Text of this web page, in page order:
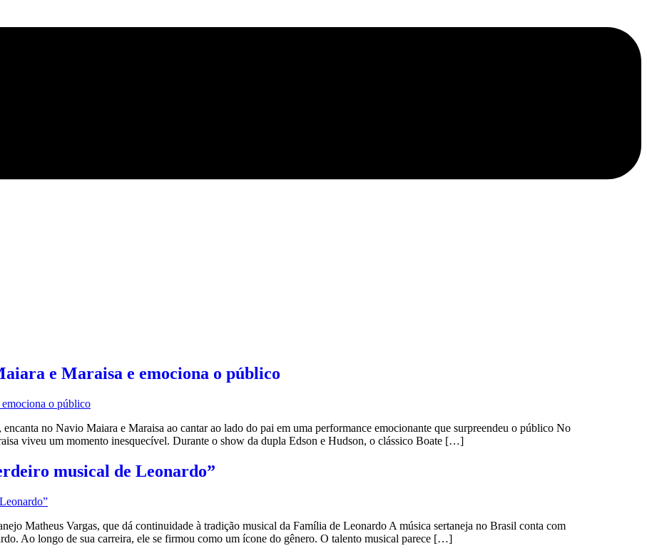
e Maraisa e emociona o público
no Navio Maiara e Maraisa ao cantar ao lado do pai em uma performance emocionante que surpreendeu o público No
viveu um momento inesquecível. Durante o show da dupla Edson e Hudson, o clássico Boate […]
musical de Leonardo”
Matheus Vargas, que dá continuidade à tradição musical da Família de Leonardo A música sertaneja no Brasil conta com
Ao longo de sua carreira, ele se firmou como um ícone do gênero. O talento musical parece […]